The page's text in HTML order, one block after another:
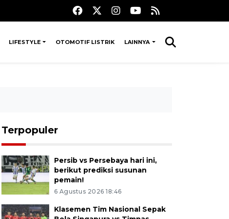
LIFESTYLE OTOMOTIF LISTRIK LAINNYA
Terpopuler
Persib vs Persebaya hari ini,
berikut prediksi susunan
pemain!
6 Agustus 2026 18:46
Klasemen Tim Nasional Sepak